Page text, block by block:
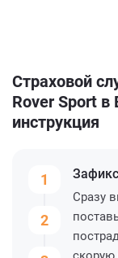
Страховой
Rover Sport
инструкция
1
2
Сразу